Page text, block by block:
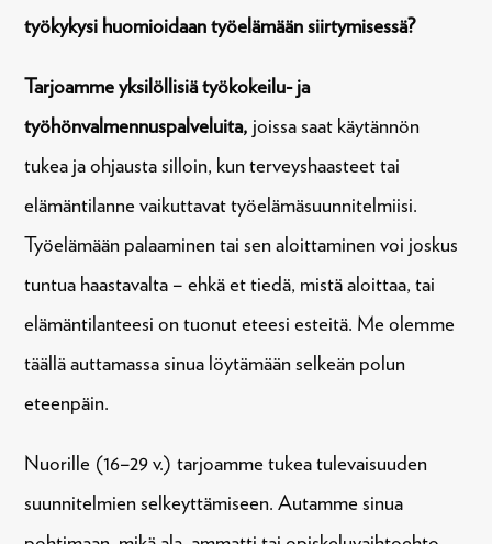
työkykysi huomioidaan työelämään siirtymisessä?
Tarjoamme yksilöllisiä työkokeilu- ja
työhönvalmennuspalveluita, joissa saat käytännön
tukea ja ohjausta silloin, kun terveyshaasteet tai
elämäntilanne vaikuttavat työelämäsuunnitelmiisi.
Työelämään palaaminen tai sen aloittaminen voi joskus
tuntua haastavalta – ehkä et tiedä, mistä aloittaa, tai
elämäntilanteesi on tuonut eteesi esteitä. Me olemme
täällä auttamassa sinua löytämään selkeän polun
eteenpäin.
Nuorille (16–29 v.) tarjoamme tukea tulevaisuuden
suunnitelmien selkeyttämiseen. Autamme sinua